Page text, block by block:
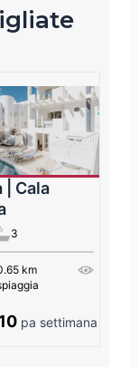
| Cala
3
km
pa settimana